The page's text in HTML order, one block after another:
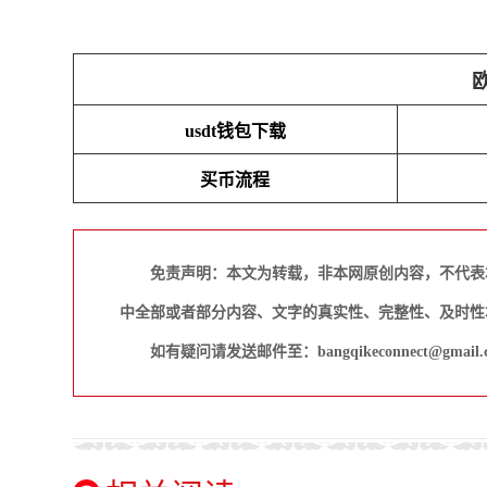
usdt钱包下载
买币流程
免责声明：本文为转载，非本网原创内容，不代
中全部或者部分内容、文字的真实性、完整性、及时
如有疑问请发送邮件至：